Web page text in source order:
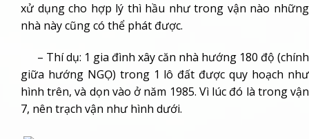
xử dụng cho hợp lý thì hầu như trong vận nào những
nhà này cũng có thể phát được.
– Thí dụ: 1 gia đình xây căn nhà hướng 180 độ (chính
giữa hướng NGỌ) trong 1 lô đất được quy hoạch như
hình trên, và dọn vào ở năm 1985. Vì lúc đó là trong vận
7, nên trạch vận như hình dưới.